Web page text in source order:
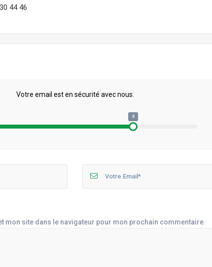
44 46
Votre email est en sécurité avec nous.
4
mon site dans le navigateur pour mon prochain commentaire.